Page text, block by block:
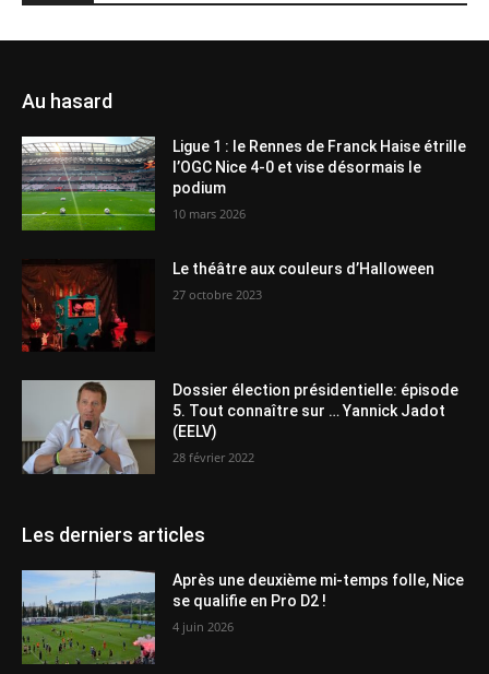
Au hasard
Ligue 1 : le Rennes de Franck Haise étrille
l’OGC Nice 4-0 et vise désormais le
podium
10 mars 2026
Le théâtre aux couleurs d’Halloween
27 octobre 2023
Dossier élection présidentielle: épisode
5. Tout connaître sur … Yannick Jadot
(EELV)
28 février 2022
Les derniers articles
Après une deuxième mi-temps folle, Nice
se qualifie en Pro D2 !
4 juin 2026